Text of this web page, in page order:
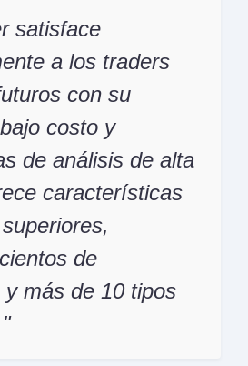
satisface
a los traders
con su
costo y
de análisis de alta
características
de
y más de 10 tipos